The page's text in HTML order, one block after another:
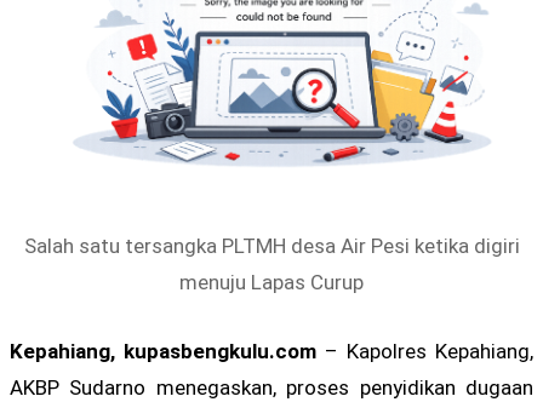
Salah satu tersangka PLTMH desa Air Pesi ketika digiri
menuju Lapas Curup
Kepahiang, kupasbengkulu.com – Kapolres Kepahiang,
AKBP Sudarno menegaskan, proses penyidikan dugaan